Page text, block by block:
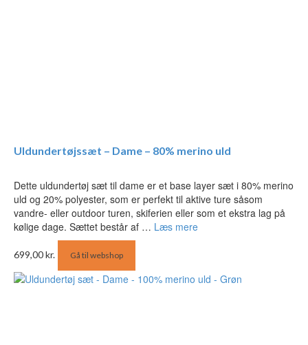
Uldundertøjssæt – Dame – 80% merino uld
Dette uldundertøj sæt til dame er et base layer sæt i 80% merino
uld og 20% polyester, som er perfekt til aktive ture såsom
vandre- eller outdoor turen, skiferien eller som et ekstra lag på
kølige dage. Sættet består af … Læs mere
699,00kr. Gå til webshop